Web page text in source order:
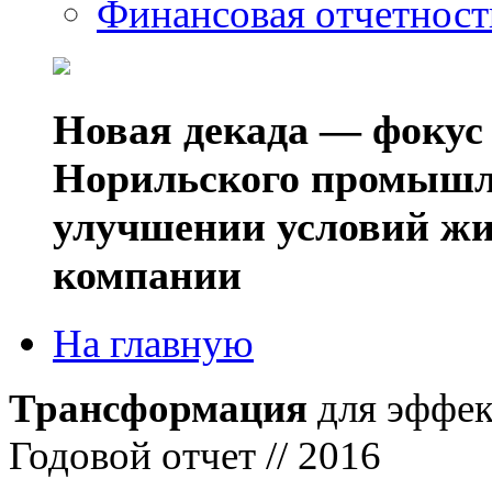
Финансовая
Новая декада — фокус
Норильского
улучшении условий
компании
На главную
Трансформация для
Годовой отчет // 2016